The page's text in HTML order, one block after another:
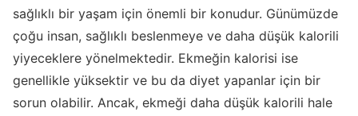
sağlıklı bir yaşam için önemli bir konudur. Günümüzde
çoğu insan, sağlıklı beslenmeye ve daha düşük kalorili
yiyeceklere yönelmektedir. Ekmeğin kalorisi ise
genellikle yüksektir ve bu da diyet yapanlar için bir
sorun olabilir. Ancak, ekmeği daha düşük kalorili hale